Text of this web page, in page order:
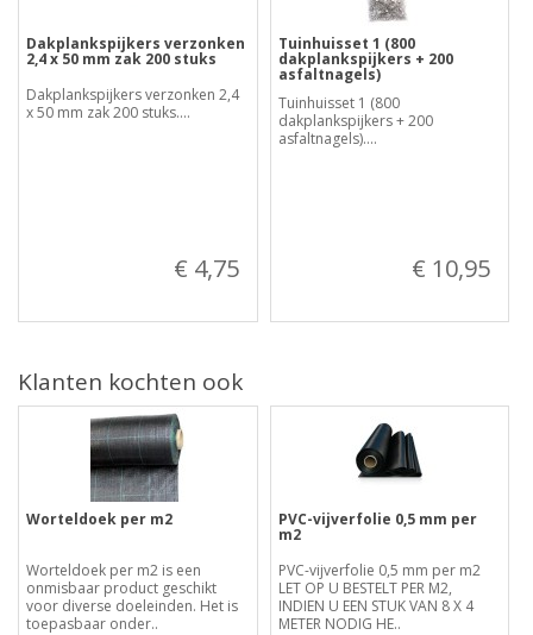
Dakplankspijkers verzonken
2,4 x 50 mm zak 200 stuks
Dakplankspijkers verzonken 2,4
x 50 mm zak 200 stuks....
€ 4,75
Tuinhuisset 1 (800
dakplankspijkers + 200
asfaltnagels)
Tuinhuisset 1 (800
dakplankspijkers + 200
asfaltnagels)....
€ 10,95
Klanten kochten ook
Worteldoek per m2
Worteldoek per m2 is een
onmisbaar product geschikt
voor diverse doeleinden. Het is
toepasbaar onder..
PVC-vijverfolie 0,5 mm per
m2
PVC-vijverfolie 0,5 mm per m2
LET OP U BESTELT PER M2,
INDIEN U EEN STUK VAN 8 X 4
METER NODIG HE..